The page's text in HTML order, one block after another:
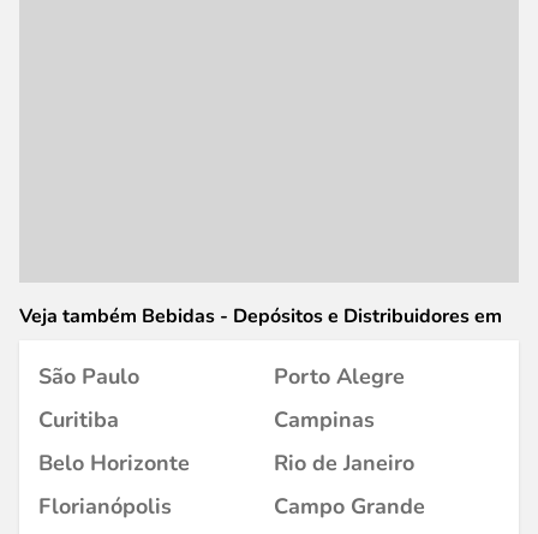
Veja também Bebidas - Depósitos e Distribuidores em
São Paulo
Porto Alegre
Curitiba
Campinas
Belo Horizonte
Rio de Janeiro
Florianópolis
Campo Grande